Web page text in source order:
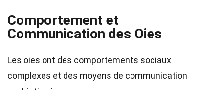
Comportement et
Communication des Oies
Les oies ont des comportements sociaux
complexes et des moyens de communication